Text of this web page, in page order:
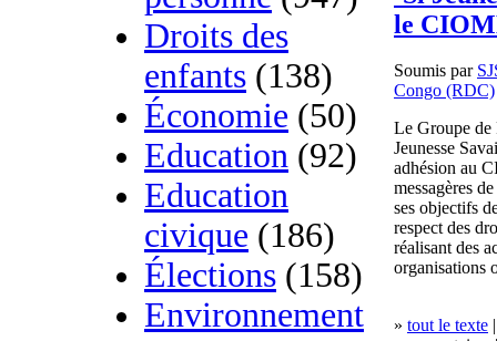
Droits des
enfants (138)
Économie (50)
Education (92)
Education
civique (186)
Élections (158)
Environnement
le
Soumis par
Congo (RDC)
Le Groupe de
Jeunesse
adhésion au
messagères
ses objectifs
respect des
réalisant des
organisations
» tout le texte